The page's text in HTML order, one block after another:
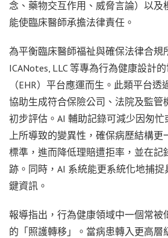
念、藥物交互作用、威脅言論）以及
能使臨床醫師承擔法律責任。
為平衡臨床醫師福祉與確保法律合規
ICANotes, LLC 等專為行為健康設計
（EHR）平台應運而生。此類平台透
協助生成符合保險公司、法院及監管
初步評估。AI 輔助記錄可減少因匆
上所導致的變異性，確保病歷結構
標準，進而降低理賠遭拒率，並在記
跡。同時，AI 系統能更系統化地捕
鍵資訊。
報導指出，行為健康領域中一個常被
的「照護轉移」。當病患轉入更高層